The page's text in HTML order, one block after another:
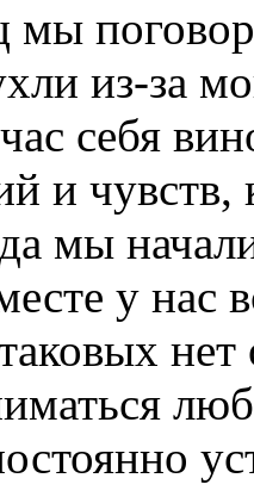
мы
из-за
себя
и чувств,
мы
у нас